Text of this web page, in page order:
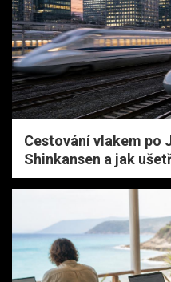
Cestování vlakem po
Shinkansen a jak